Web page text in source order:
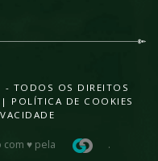
TODOS OS DIREITOS
| POLÍTICA DE COOKIES
com ♥ pela .